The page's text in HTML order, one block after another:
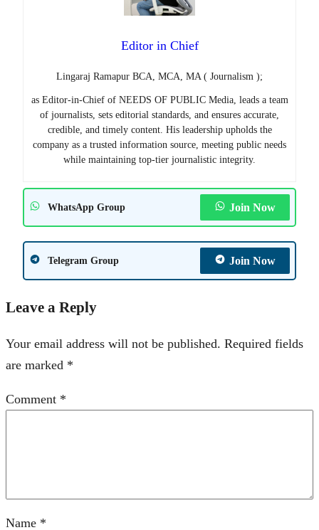
Editor in Chief
Lingaraj Ramapur BCA, MCA, MA ( Journalism );
as Editor-in-Chief of NEEDS OF PUBLIC Media, leads a team
of journalists, sets editorial standards, and ensures accurate,
credible, and timely content. His leadership upholds the
company as a trusted information source, meeting public needs
while maintaining top-tier journalistic integrity.
WhatsApp Group Join Now
Telegram Group Join Now
Leave a Reply
Your email address will not be published. Required fields
are marked *
Comment *
Name *